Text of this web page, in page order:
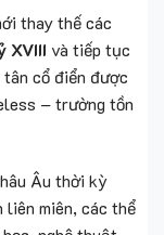
thay thế các
XVIII và tiếp tục
cổ điển được
– trường tồn
Âu thời kỳ
miên, các thể